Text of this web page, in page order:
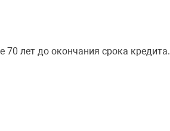
70 лет до окончания срока кредита.